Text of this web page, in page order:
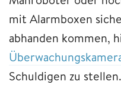
mit Alarmboxen
abhanden kommen,
Schuldigen zu stellen.